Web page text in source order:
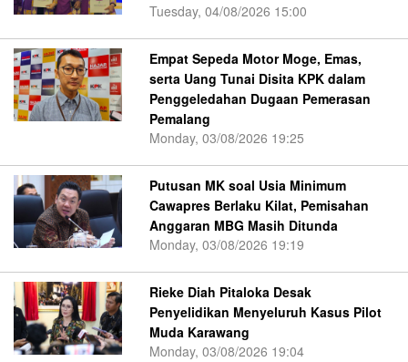
Tuesday, 04/08/2026 15:00
Empat Sepeda Motor Moge, Emas,
serta Uang Tunai Disita KPK dalam
Penggeledahan Dugaan Pemerasan
Pemalang
Monday, 03/08/2026 19:25
Putusan MK soal Usia Minimum
Cawapres Berlaku Kilat, Pemisahan
Anggaran MBG Masih Ditunda
Monday, 03/08/2026 19:19
Rieke Diah Pitaloka Desak
Penyelidikan Menyeluruh Kasus Pilot
Muda Karawang
Monday, 03/08/2026 19:04